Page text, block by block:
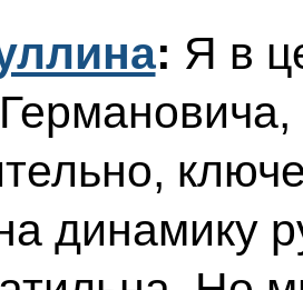
: Я в
динамику